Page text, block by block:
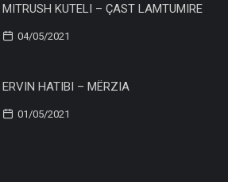
MITRUSH KUTELI – ÇAST LAMTUMIRE
04/05/2021
ERVIN HATIBI – MËRZIA
01/05/2021